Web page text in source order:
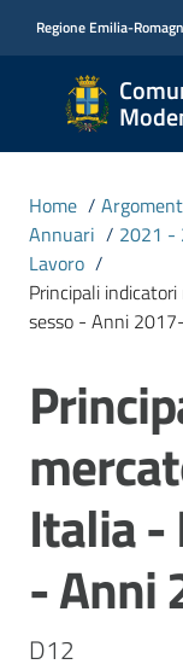
Regione Emilia-
Comune
di
Modena
CIVICA
MONET
Novità
Servizi
Vivere
Modena
Home /
Annuari / 2021 -
Lavoro /
Principali
sesso - Anni
Salta al contenuto
Italia -
- Anni
D12